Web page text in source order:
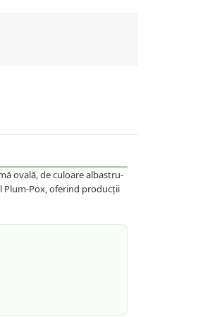
ovală, de culoare albastru-
Plum-Pox, oferind producții